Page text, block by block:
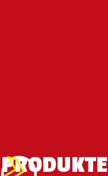
PRODUKTE